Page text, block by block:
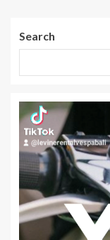
Search